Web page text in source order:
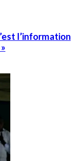
l’information